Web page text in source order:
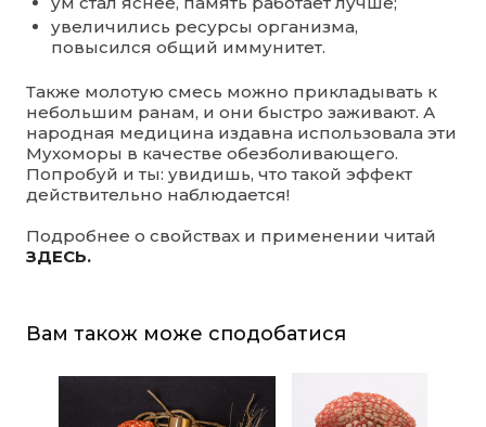
увеличились ресурсы организма,
повысился общий иммунитет.
Также молотую смесь можно прикладывать к
небольшим ранам, и они быстро заживают. А
народная медицина издавна использовала эти
Мухоморы в качестве обезболивающего.
Попробуй и ты: увидишь, что такой эффект
действительно наблюдается!
Подробнее о свойствах и применении читай
ЗДЕСЬ.
Вам також може сподобатися